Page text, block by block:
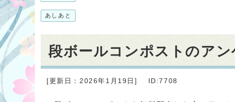
あしあと
段ボールコンポストのア
[更新日：2026年1月19日] ID:7708